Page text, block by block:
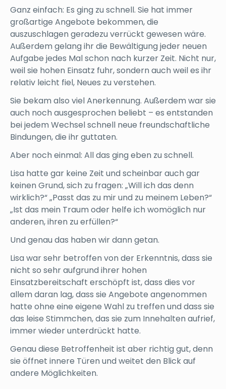
Ganz einfach: Es ging zu schnell. Sie hat immer
großartige Angebote bekommen, die
auszuschlagen geradezu verrückt gewesen wäre.
Außerdem gelang ihr die Bewältigung jeder neuen
Aufgabe jedes Mal schon nach kurzer Zeit. Nicht nur,
weil sie hohen Einsatz fuhr, sondern auch weil es ihr
relativ leicht fiel, Neues zu verstehen.
Sie bekam also viel Anerkennung. Außerdem war sie
auch noch ausgesprochen beliebt – es entstanden
bei jedem Wechsel schnell neue freundschaftliche
Bindungen, die ihr guttaten.
Aber noch einmal: All das ging eben zu schnell.
Lisa hatte gar keine Zeit und scheinbar auch gar
keinen Grund, sich zu fragen: „Will ich das denn
wirklich?“ „Passt das zu mir und zu meinem Leben?“
„Ist das mein Traum oder helfe ich womöglich nur
anderen, ihren zu erfüllen?“
Und genau das haben wir dann getan.
Lisa war sehr betroffen von der Erkenntnis, dass sie
nicht so sehr aufgrund ihrer hohen
Einsatzbereitschaft erschöpft ist, dass dies vor
allem daran lag, dass sie Angebote angenommen
hatte ohne eine eigene Wahl zu treffen und dass sie
das leise Stimmchen, das sie zum Innehalten aufrief,
immer wieder unterdrückt hatte.
Genau diese Betroffenheit ist aber richtig gut, denn
sie öffnet innere Türen und weitet den Blick auf
andere Möglichkeiten.